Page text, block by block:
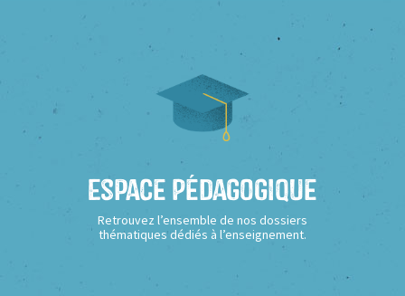
Espace Pédagogique
Retrouvez l’ensemble de nos dossiers
thématiques dédiés à l’enseignement.